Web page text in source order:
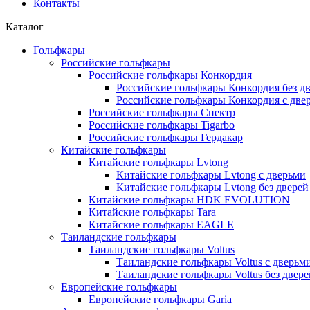
Контакты
Каталог
Гольфкары
Российские гольфкары
Российские гольфкары Конкордия
Российские гольфкары Конкордия без
Российские гольфкары Конкордия с
Российские гольфкары Спектр
Российские гольфкары Tigarbo
Российские гольфкары Гердакар
Китайские гольфкары
Китайские гольфкары Lvtong
Китайские гольфкары Lvtong с дверьми
Китайские гольфкары Lvtong без дверей
Китайские гольфкары HDK EVOLUTION
Китайские гольфкары Tara
Китайские гольфкары EAGLE
Таиландские гольфкары
Таиландские гольфкары Voltus
Таиландские гольфкары Voltus с
Таиландские гольфкары Voltus без
Европейские гольфкары
Европейские гольфкары Garia